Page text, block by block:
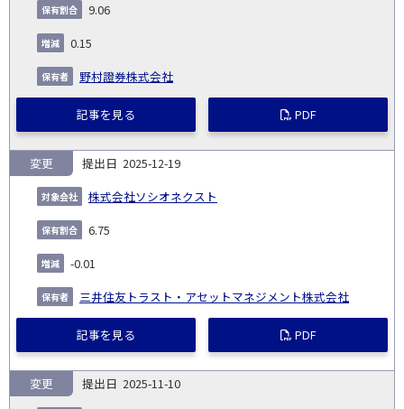
9.06
0.15
野村證券株式会社
記事を見る PDF
2025-12-19
株式会社ソシオネクスト
変更
6.75
-0.01
三井住友トラスト・アセットマネジメント株式会社
記事を見る PDF
2025-11-10
変更